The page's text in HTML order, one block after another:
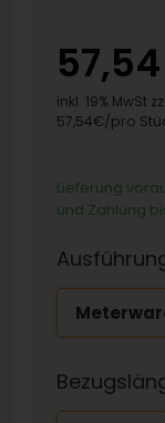
inkl. 19% MwSt
57,54€/pro
Lieferung
und Zahlung